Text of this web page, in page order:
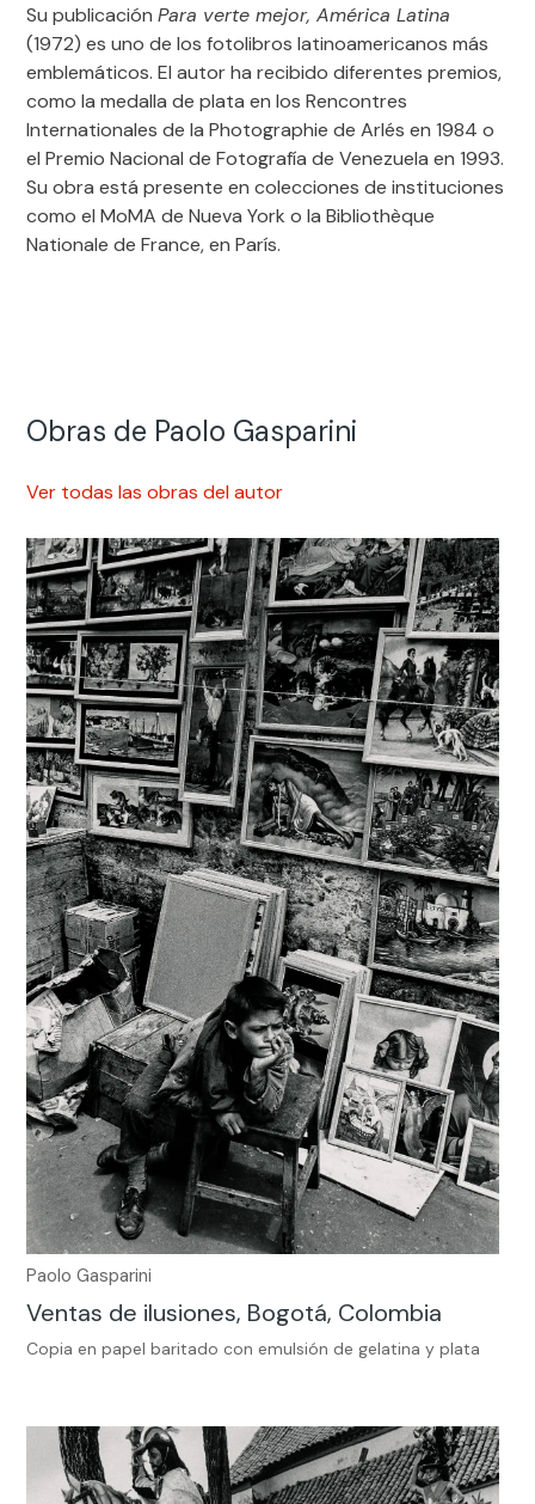
Su publicaciónPara verte mejor, América Latina
(1972) es uno de los fotolibros latinoamericanos más
emblemáticos. El autor ha recibido diferentes premios,
como la medalla de plata en los Rencontres
Internationales de la Photographie de Arlés en 1984 o
el Premio Nacional de Fotografía de Venezuela en 1993.
Su obra está presente en colecciones de instituciones
como el MoMA de Nueva York o la Bibliothèque
Nationale de France, en París.
Obras de Paolo Gasparini
Ver todas las obras del autor
Paolo Gasparini
Ventas de ilusiones, Bogotá, Colombia
Copia en papel baritado con emulsión de gelatina y plata